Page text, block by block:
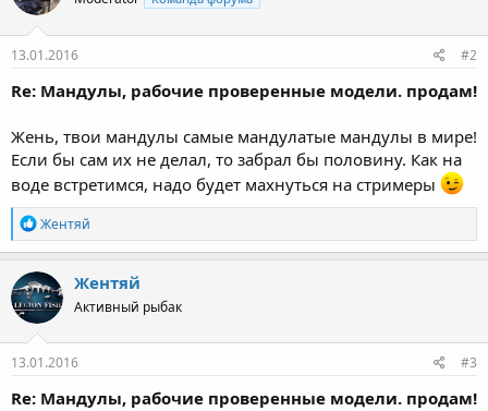
13.01.2016 #2
Re: Мандулы, рабочие проверенные модели. продам!
Жень, твои мандулы самые мандулатые мандулы в мире!
Если бы сам их не делал, то забрал бы половину. Как на
воде встретимся, надо будет махнуться на стримеры
Р
е
а
к
ц
и
и
:
Жентяй
Жентяй
Активный рыбак
13.01.2016 #3
Re: Мандулы, рабочие проверенные модели. продам!